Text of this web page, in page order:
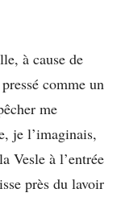
à cause de
comme un
me
je l’imaginais,
Vesle à l’entrée
près du lavoir